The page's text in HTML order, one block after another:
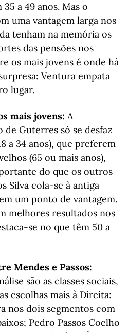
a 49 anos. Mas o
uma vantagem larga nos
tenham na memória os
das pensões nos
os mais jovens é onde há
Ventura empata
lugar.
mais jovens: A
Guterres só se desfaz
a 34 anos), que preferem
(65 ou mais anos),
do que os outros
Silva cola-se à antiga
um ponto de vantagem.
melhores resultados nos
se no que têm 50 a
Mendes e Passos:
são as classes sociais,
escolhas mais à Direita:
nos dois segmentos com
Pedro Passos Coelho